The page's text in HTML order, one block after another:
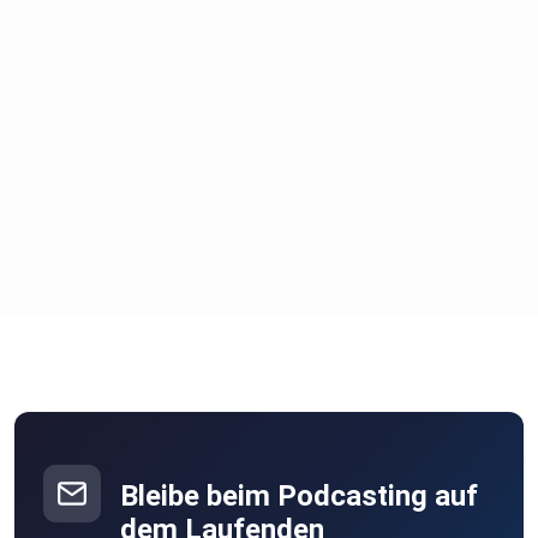
Wenn dich diese Folge berührt, abonniere den Podcast und
Bleibe beim Podcasting auf
dem Laufenden